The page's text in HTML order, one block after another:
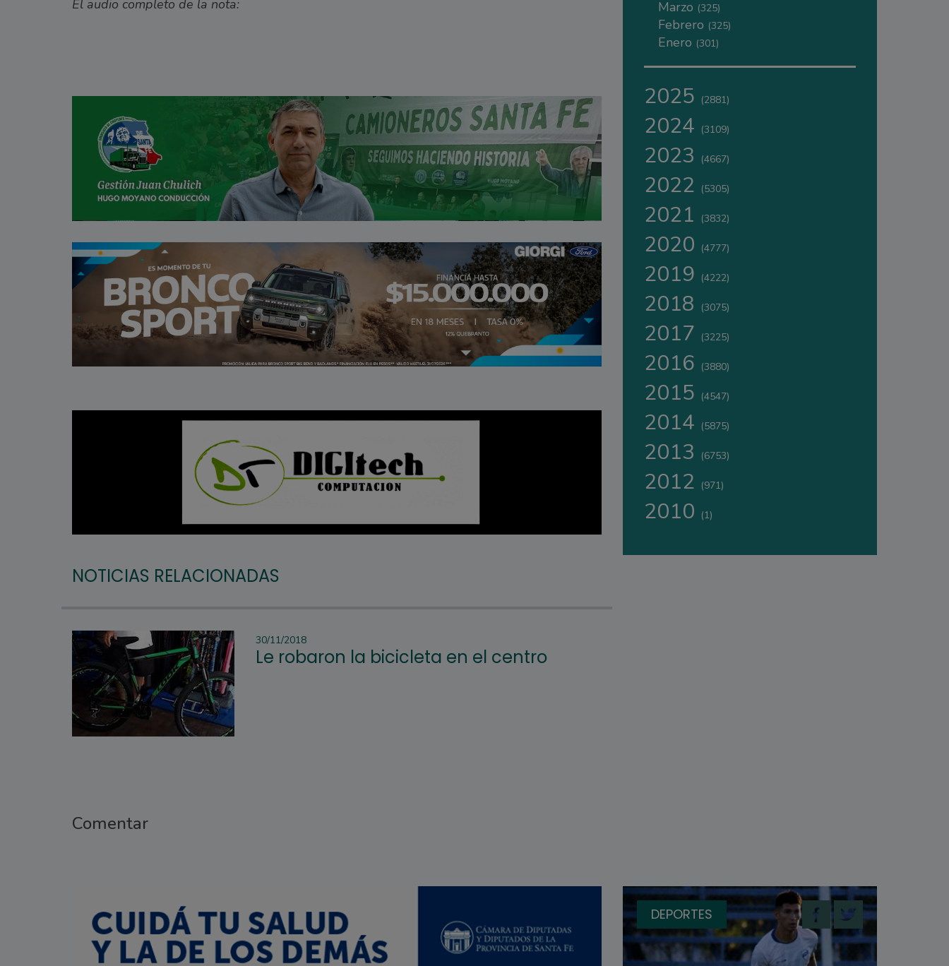
El audio completo de la nota:
NOTICIAS RELACIONADAS
30/11/2018
Le robaron la bicicleta en el centro
Comentar
Marzo (325)
Febrero (325)
Enero (301)
2025 (2881)
2024 (3109)
2023 (4667)
2022 (5305)
2021 (3832)
2020 (4777)
2019 (4222)
2018 (3075)
2017 (3225)
2016 (3880)
2015 (4547)
2014 (5875)
2013 (6753)
2012 (971)
2010 (1)
DEPORTES